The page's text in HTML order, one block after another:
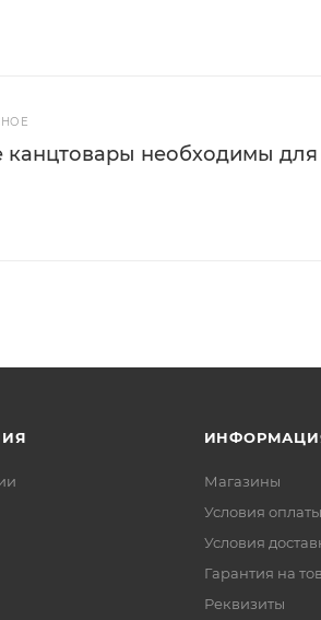
канцтовары необходимы для
Магазины
Условия оплаты
Условия
Гарантия на
Реквизиты